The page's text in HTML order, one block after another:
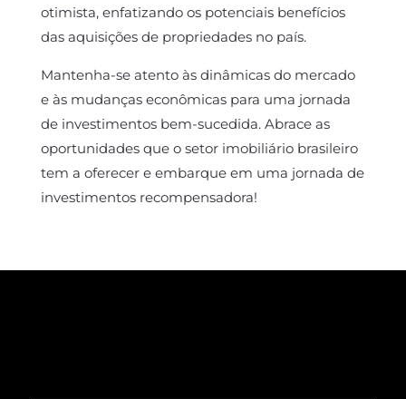
otimista, enfatizando os potenciais benefícios
das aquisições de propriedades no país.
Mantenha-se atento às dinâmicas do mercado
e às mudanças econômicas para uma jornada
de investimentos bem-sucedida. Abrace as
oportunidades que o setor imobiliário brasileiro
tem a oferecer e embarque em uma jornada de
investimentos recompensadora!